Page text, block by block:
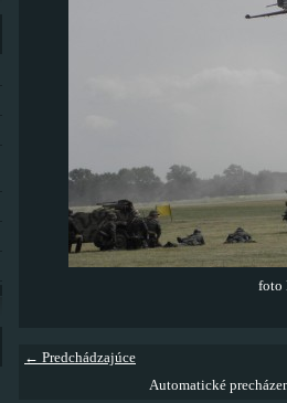
foto
← Predchádzajúce
Automatické